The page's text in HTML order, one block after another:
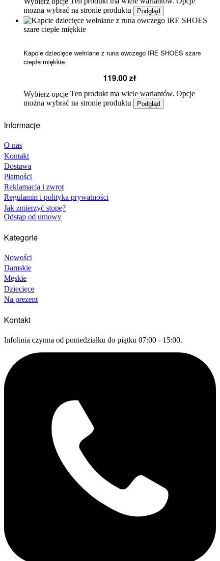
można wybrać na stronie produktu
Podgląd
Kapcie dziecięce wełniane z runa owczego IRE SHOES szare
ciepłe miękkie
119.00zł
Wybierz opcje Ten produkt ma wiele wariantów. Opcje
można wybrać na stronie produktu
Podgląd
Informacje
O nas
Kontakt
Dostawa
Płatności
Reklamacja i zwrot
Regulamin i polityka prywatności
Jak zmierzyć stopę?
Odstąp od umowy
Kategorie
Nowości
Damskie
Męskie
Dziecięce
Na prezent
Kontakt
Infolinia czynna od poniedziałku do piątku 07:00 - 15:00.